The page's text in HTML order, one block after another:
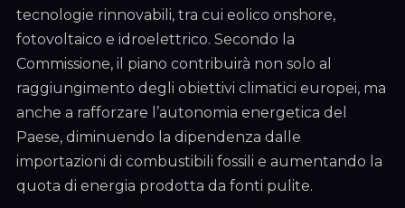
tecnologie rinnovabili, tra cui eolico onshore,
fotovoltaico e idroelettrico. Secondo la
Commissione, il piano contribuirà non solo al
raggiungimento degli obiettivi climatici europei, ma
anche a rafforzare l’autonomia energetica del
Paese, diminuendo la dipendenza dalle
importazioni di combustibili fossili e aumentando la
quota di energia prodotta da fonti pulite.